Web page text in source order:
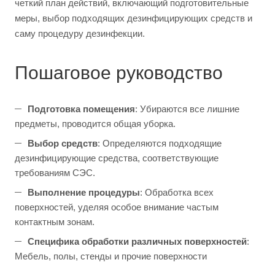
четкий план действий, включающий подготовительные
меры, выбор подходящих дезинфицирующих средств и
саму процедуру дезинфекции.
Пошаговое руководство
Подготовка помещения: Убираются все лишние
предметы, проводится общая уборка.
Выбор средств: Определяются подходящие
дезинфицирующие средства, соответствующие
требованиям СЭС.
Выполнение процедуры: Обработка всех
поверхностей, уделяя особое внимание частым
контактным зонам.
Специфика обработки различных поверхностей:
Мебель, полы, стенды и прочие поверхности